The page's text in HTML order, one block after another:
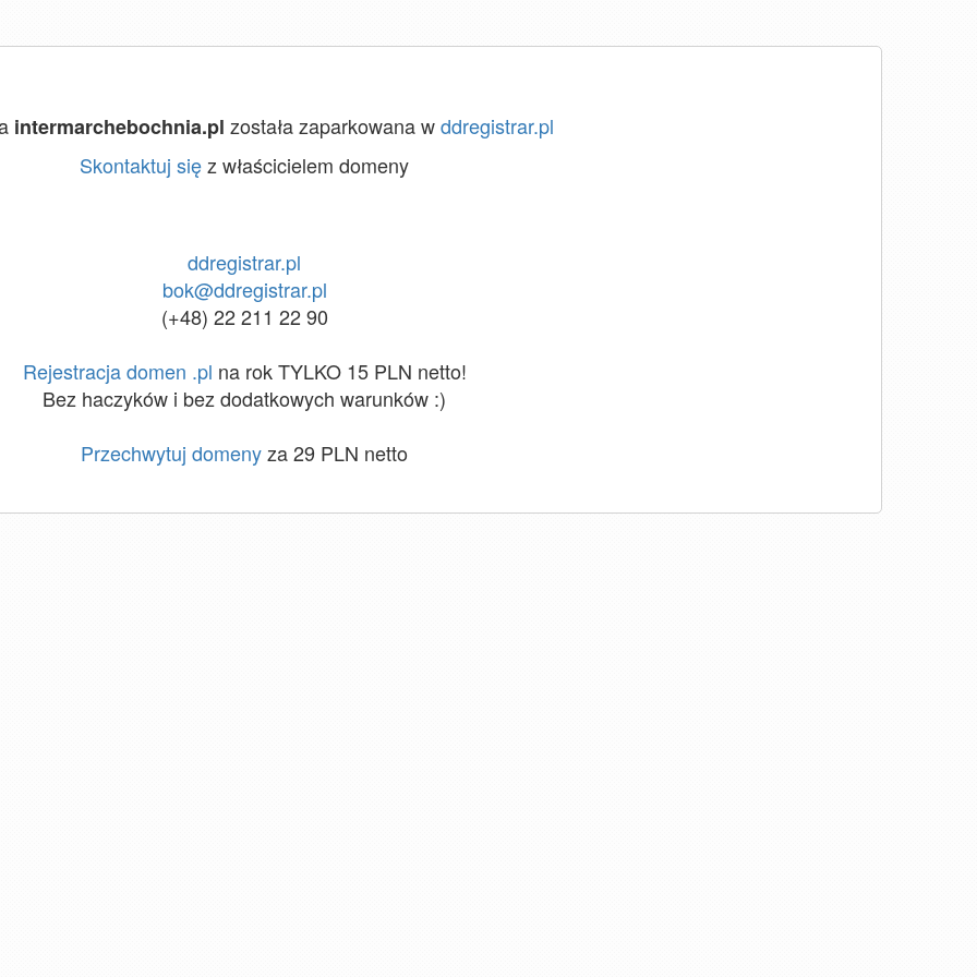
intermarchebochnia.pl została zaparkowana wddregistrar.pl
Skontaktuj sięz właścicielem domeny
ddregistrar.pl
bok@ddregistrar.pl
(+48) 22 211 22 90
Rejestracja domen .pl na rok TYLKO 15 PLN netto!
Bez haczyków i bez dodatkowych warunków :)
Przechwytuj domenyza 29 PLN netto